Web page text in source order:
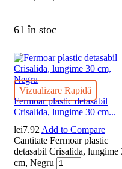
61 în stoc
Vizualizare Rapidă
Fermoar plastic detasabil
Crisalida, lungime 30 cm...
lei7.92 Add to Compare
Cantitate Fermoar plastic
detasabil Crisalida, lungime
cm, Negru